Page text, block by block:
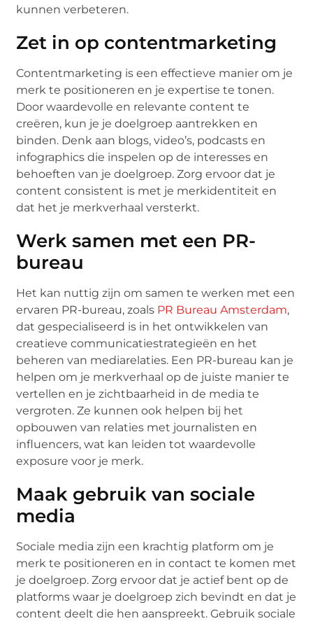
kunnen verbeteren.
Zet in op contentmarketing
Contentmarketing is een effectieve manier om je
merk te positioneren en je expertise te tonen.
Door waardevolle en relevante content te
creëren, kun je je doelgroep aantrekken en
binden. Denk aan blogs, video’s, podcasts en
infographics die inspelen op de interesses en
behoeften van je doelgroep. Zorg ervoor dat je
content consistent is met je merkidentiteit en
dat het je merkverhaal versterkt.
Werk samen met een PR-
bureau
Het kan nuttig zijn om samen te werken met een
ervaren PR-bureau, zoals PR Bureau Amsterdam,
dat gespecialiseerd is in het ontwikkelen van
creatieve communicatiestrategieën en het
beheren van mediarelaties. Een PR-bureau kan je
helpen om je merkverhaal op de juiste manier te
vertellen en je zichtbaarheid in de media te
vergroten. Ze kunnen ook helpen bij het
opbouwen van relaties met journalisten en
influencers, wat kan leiden tot waardevolle
exposure voor je merk.
Maak gebruik van sociale
media
Sociale media zijn een krachtig platform om je
merk te positioneren en in contact te komen met
je doelgroep. Zorg ervoor dat je actief bent op de
platforms waar je doelgroep zich bevindt en dat je
content deelt die hen aanspreekt. Gebruik sociale